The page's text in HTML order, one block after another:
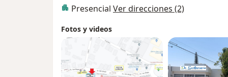
Formo parte como miembro activo del
Traumatología. CMOTAC
Presencial Ver direcciones (2)
Fotos y videos